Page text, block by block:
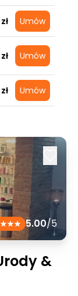
Umów
Umów
Umów
5.00/5
&